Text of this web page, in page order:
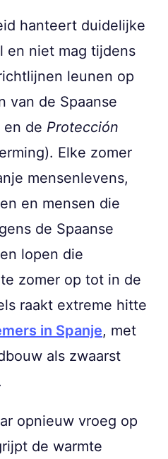
hanteert duidelijke
en niet mag tijdens
leunen op
van de Spaanse
en de Protección
Elke zomer
mensenlevens,
en mensen die
de Spaanse
lopen die
zomer op tot in de
raakt extreme hitte
in Spanje, met
als zwaarst
opnieuw vroeg op
de warmte